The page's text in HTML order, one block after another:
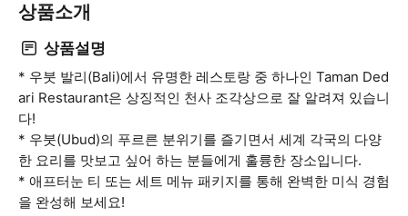
상품소개
상품설명
* 우붓 발리(Bali)에서 유명한 레스토랑 중 하나인 Taman Ded
ari Restaurant은 상징적인 천사 조각상으로 잘 알려져 있습니
다!
* 우붓(Ubud)의 푸르른 분위기를 즐기면서 세계 각국의 다양
한 요리를 맛보고 싶어 하는 분들에게 훌륭한 장소입니다.
* 애프터눈 티 또는 세트 메뉴 패키지를 통해 완벽한 미식 경험
을 완성해 보세요!